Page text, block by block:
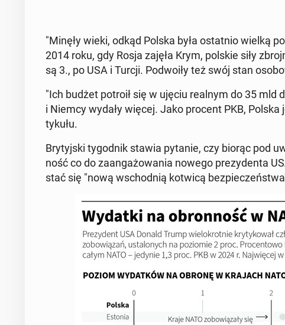
"Minęły wieki, odkąd Polska była ostat­nio wielką
2014 roku, gdy Rosja zajęła Krym, polskie siły
są 3., po USA i Turcji. Po­dwo­iły też swój stan
"Ich budżet potroił się w ujęciu realnym do 35 mld
i Niemcy wydały więcej. Jako procent PKB,
ty­ku­łu.
Bry­tyj­ski ty­go­dnik stawia pytanie, czy biorąc pod
ność co do za­an­ga­żo­wa­nia nowego pre­zy­den­ta
stać się "nową wschod­nią kotwicą